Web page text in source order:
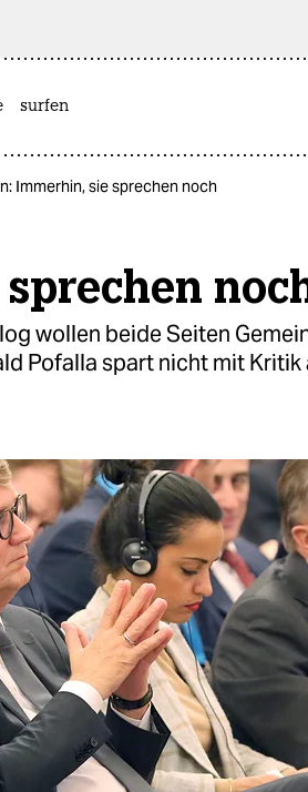
surfen
Immerhin, sie sprechen noch
wollen beide Seiten
Pofalla spart nicht mit Kritik